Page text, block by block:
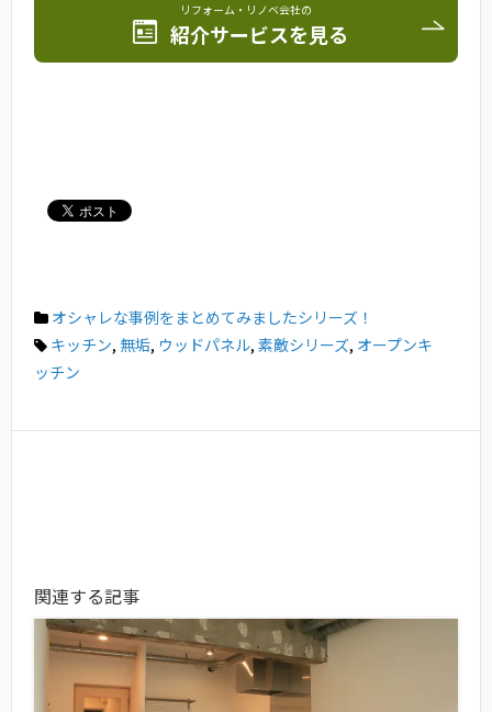
リフォーム・リノベ会社の
紹介サービスを見る
オシャレな事例をまとめてみましたシリーズ！
キッチン, 無垢, ウッドパネル, 素敵シリーズ, オープンキ
ッチン
関連する記事